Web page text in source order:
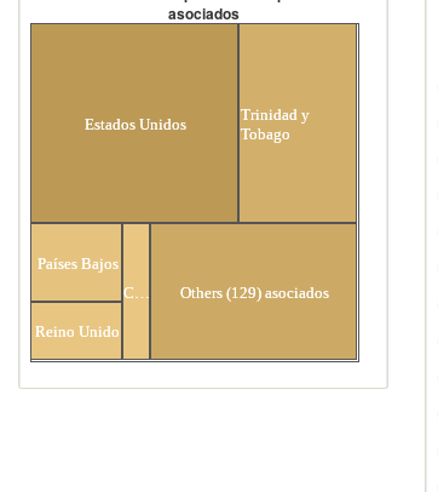
asociados
Estados Unidos
Trinidad y
Tobago
Países Bajos
Reino Unido
Others (129) asociados